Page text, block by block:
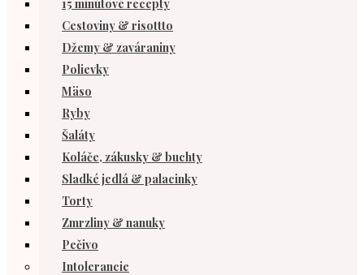
15 minútové recepty
Cestoviny & risottto
Džemy & zaváraniny
Polievky
Mäso
Ryby
Šaláty
Koláče, zákusky & buchty
Sladké jedlá & palacinky
Torty
Zmrzliny & nanuky
Pečivo
Intolerancie